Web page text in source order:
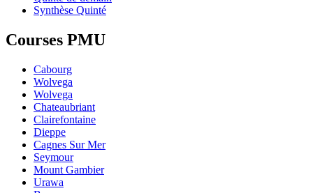
Synthèse Quinté
Courses PMU
Cabourg
Wolvega
Wolvega
Chateaubriant
Clairefontaine
Dieppe
Cagnes Sur Mer
Seymour
Mount Gambier
Urawa